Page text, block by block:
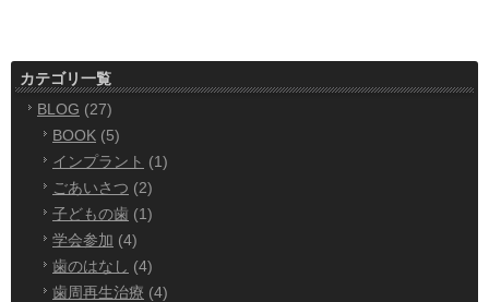
カテゴリ一覧
BLOG (27)
BOOK (5)
インプラント (1)
ごあいさつ (2)
子どもの歯 (1)
学会参加 (4)
歯のはなし (4)
歯周再生治療 (4)